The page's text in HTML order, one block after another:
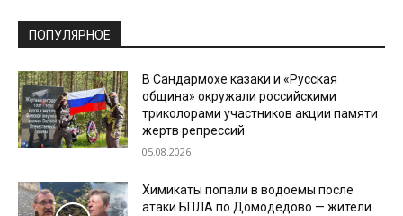
ПОПУЛЯРНОЕ
В Сандармохе казаки и «Русская
община» окружали российскими
триколорами участников акции памяти
жертв репрессий
05.08.2026
Химикаты попали в водоемы после
атаки БПЛА по Домодедово — жители